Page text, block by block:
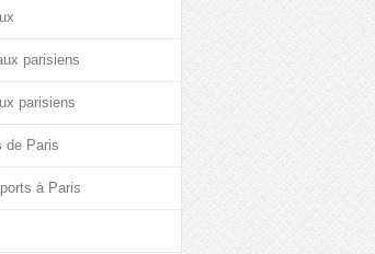
parisiens
parisiens
de Paris
à Paris